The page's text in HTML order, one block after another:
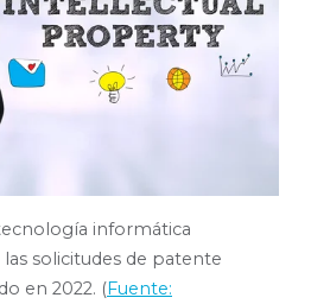
informática
solicitudes de patente
en 2022. (Fuente: